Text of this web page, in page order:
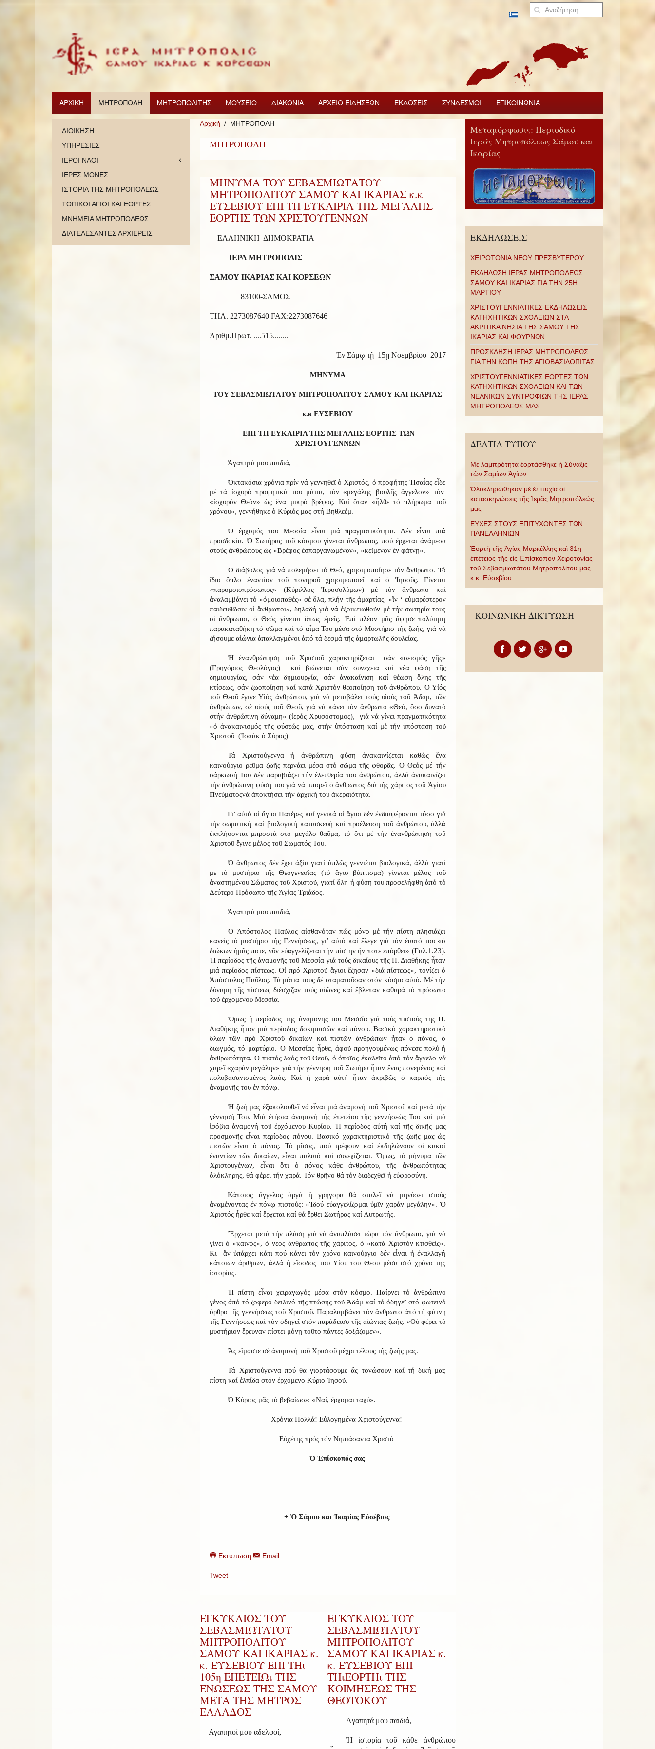
ΑΡΧΙΚΗ ΜΗΤΡΟΠΟΛΗ ΜΗΤΡΟΠΟΛΙΤΗΣ ΜΟΥΣΕΙΟ ΔΙΑΚΟΝΙΑ ΑΡΧΕΙΟ ΕΙΔΗΣΕΩΝ ΕΚΔΟΣΕΙΣ ΣΥΝΔΕΣΜΟΙ ΕΠΙΚΟΙΝΩΝΙΑ
Αρχική ΜΗΤΡΟΠΟΛΗ
ΜΗΤΡΟΠΟΛΗ
ΜΗΝΥΜΑ ΤΟΥ ΣΕΒΑΣΜΙΩΤΑΤΟΥ
ΜΗΤΡΟΠΟΛΙΤΟΥ ΣΑΜΟΥ ΚΑΙ ΙΚΑΡΙΑΣ κ.κ
ΕΥΣΕΒΙΟΥ ΕΠΙ ΤΗ ΕΥΚΑΙΡΙΑ ΤΗΣ ΜΕΓΑΛΗΣ
ΕΟΡΤΗΣ ΤΩΝ ΧΡΙΣΤΟΥΓΕΝΝΩΝ
ΕΛΛΗΝΙΚΗ ΔΗΜΟΚΡΑΤΙΑ
ΙΕΡΑ ΜΗΤΡΟΠΟΛΙΣ
ΣΑΜΟΥ ΙΚΑΡΙΑΣ ΚΑΙ ΚΟΡΣΕΩΝ
83100-ΣΑΜΟΣ
ΤΗΛ. 2273087640 FAX:2273087646
Ἀριθμ.Πρωτ. ....515........
Ἐν Σάμῳ τῇ 15ῃ Νοεμβρίου 2017
ΜΗΝΥΜΑ
ΤΟΥ ΣΕΒΑΣΜΙΩΤΑΤΟΥ ΜΗΤΡΟΠΟΛΙΤΟΥ ΣΑΜΟΥ ΚΑΙ ΙΚΑΡΙΑΣ
κ.κ ΕΥΣΕΒΙΟΥ
ΕΠΙ ΤΗ ΕΥΚΑΙΡΙΑ ΤΗΣ ΜΕΓΑΛΗΣ ΕΟΡΤΗΣ ΤΩΝ
ΧΡΙΣΤΟΥΓΕΝΝΩΝ
Ἀγαπητά μου παιδιά,
Ὀκτακόσια χρόνια πρίν νά γεννηθεῖ ὁ Χριστός, ὁ προφήτης Ἠσαΐας εἶδε
μέ τά ἰσχυρά προφητικά του μάτια, τόν «μεγάλης βουλῆς ἄγγελον» τόν
«ἰσχυρόν Θεόν» ὡς ἕνα μικρό βρέφος. Καί ὅταν «ἦλθε τό πλήρωμα τοῦ
χρόνου», γεννήθηκε ὁ Κύριός μας στή Βηθλεέμ.
Ὁ ἐρχομός τοῦ Μεσσία εἶναι μιά πραγματικότητα. Δέν εἶναι πιά
προσδοκία. Ὁ Σωτήρας τοῦ κόσμου γίνεται ἄνθρωπος, πού ἔρχεται ἀνάμεσα
στούς ἀνθρώπους ὡς «Βρέφος ἐσπαργανωμένον», «κείμενον ἐν φάτνῃ».
Ὁ διάβολος γιά νά πολεμήσει τό Θεό, χρησιμοποίησε τόν ἄνθρωπο. Τό
ἴδιο ὅπλο ἐναντίον τοῦ πονηροῦ χρησιμοποιεῖ καί ὁ Ἰησοῦς. Γίνεται
«παρομοιοπρόσωπος» (Κύριλλος Ἱεροσολύμων) μέ τόν ἄνθρωπο καί
ἀναλαμβάνει τό «ὁμοιοπαθές» σέ ὅλα, πλήν τῆς ἁμαρτίας, «ἵν ‘ εὐμαρέστερον
παιδευθῶσιν οἱ ἄνθρωποι», δηλαδή γιά νά ἐξοικειωθοῦν μέ τήν σωτηρία τους
οἱ ἄνθρωποι, ὁ Θεός γίνεται ὅπως ἐμεῖς. Ἐπί πλέον μᾶς ἄφησε πολύτιμη
παρακαταθήκη τό σῶμα καί τό αἷμα Του μέσα στό Μυστήριο τῆς ζωῆς, γιά νά
ζήσουμε αἰώνια ἀπαλλαγμένοι ἀπό τά δεσμά τῆς ἁμαρτωλῆς δουλείας.
Ἡ ἐνανθρώπηση τοῦ Χριστοῦ χαρακτηρίζεται σάν «σεισμός γῆς»
(Γρηγόριος Θεολόγος) καί βιώνεται σάν συνέχεια καί νέα φάση τῆς
δημιουργίας, σάν νέα δημιουργία, σάν ἀνακαίνιση καί θέωση ὅλης τῆς
κτίσεως, σάν ζωοποίηση καί κατά Χριστόν θεοποίηση τοῦ ἀνθρώπου. Ὁ Υἱός
τοῦ Θεοῦ ἔγινε Υἱός ἀνθρώπου, γιά νά μεταβάλει τούς υἱούς τοῦ Ἀδάμ, τῶν
ἀνθρώπων, σέ υἱούς τοῦ Θεοῦ, γιά νά κάνει τόν ἄνθρωπο «Θεό, ὅσο δυνατό
στήν ἀνθρώπινη δύναμη» (ἱερός Χρυσόστομος), γιά νά γίνει πραγματικότητα
«ὁ ἀνακαινισμός τῆς φύσεώς μας, στήν ὑπόσταση καί μέ τήν ὑπόσταση τοῦ
Χριστοῦ (Ἰσαάκ ὁ Σύρος).
Τά Χριστούγεννα ἡ ἀνθρώπινη φύση ἀνακαινίζεται καθώς ἕνα
καινούργιο ρεῦμα ζωῆς περνάει μέσα στό σῶμα τῆς φθορᾶς. Ὁ Θεός μέ τήν
σάρκωσή Του δέν παραβιάζει τήν ἐλευθερία τοῦ ἀνθρώπου, ἀλλά ἀνακαινίζει
τήν ἀνθρώπινη φύση του γιά νά μπορεῖ ὁ ἄνθρωπος διά τῆς χάριτος τοῦ Ἁγίου
Πνεύματοςνά ἀποκτήσει τήν ἀρχική του ἀκεραιότητα.
Γι’ αὐτό οἱ ἅγιοι Πατέρες καί γενικά οἱ ἅγιοι δέν ἐνδιαφέρονται τόσο γιά
τήν σωματική καί βιολογική κατασκευή καί προέλευση τοῦ ἀνθρώπου, ἀλλά
ἐκπλήσονται μπροστά στό μεγάλο θαῦμα, τό ὅτι μέ τήν ἐνανθρώπηση τοῦ
Χριστοῦ ἔγινε μέλος τοῦ Σωματός Του.
Ὁ ἄνθρωπος δέν ἔχει ἀξία γιατί ἁπλῶς γεννιέται βιολογικά, ἀλλά γιατί
με τό μυστήριο τῆς Θεογενεσίας (τό ἅγιο βάπτισμα) γίνεται μέλος τοῦ
ἀναστημένου Σώματος τοῦ Χριστοῦ, γιατί ὅλη ἡ φύση του προσελήφθη ἀπό τό
Δεύτερο Πρόσωπο τῆς Ἁγίας Τριάδος.
Ἀγαπητά μου παιδιά,
Ὁ Ἀπόστολος Παῦλος αἰσθανόταν πώς μόνο μέ τήν πίστη πλησιάζει
κανείς τό μυστήριο τῆς Γεννήσεως, γι’ αὐτό καί ἔλεγε γιά τόν ἑαυτό του «ὁ
διώκων ἡμᾶς ποτε, νῦν εὐαγγελίζεται τήν πίστην ἥν ποτε ἐπόρθει» (Γαλ.1.23).
Ἡ περίοδος τῆς ἀναμονῆς τοῦ Μεσσία γιά τούς δικαίους τῆς Π. Διαθήκης ἦταν
μιά περίοδος πίστεως. Οἱ πρό Χριστοῦ ἅγιοι ἔζησαν «διά πίστεως», τονίζει ὁ
Ἀπόστολος Παῦλος. Τά μάτια τους δέ σταματοῦσαν στόν κόσμο αὐτό. Μέ τήν
δύναμη τῆς πίστεως διέσχιζαν τούς αἰῶνες καί ἔβλεπαν καθαρά τό πρόσωπο
τοῦ ἐρχομένου Μεσσία.
Ὅμως ἡ περίοδος τῆς ἀναμονῆς τοῦ Μεσσία γιά τούς πιστούς τῆς Π.
Διαθήκης ἦταν μιά περίοδος δοκιμασιῶν καί πόνου. Βασικό χαρακτηριστικό
ὅλων τῶν πρό Χριστοῦ δικαίων καί πιστῶν ἀνθρώπων ἦταν ὁ πόνος, ὁ
διωγμός, τό μαρτύριο. Ὁ Μεσσίας ἦρθε, ἀφοῦ προηγουμένως πόνεσε πολύ ἡ
ἀνθρωπότητα. Ὁ πιστός λαός τοῦ Θεοῦ, ὁ ὁποῖος ἐκαλεῖτο ἀπό τόν ἄγγελο νά
χαρεῖ «χαράν μεγάλην» γιά τήν γέννηση τοῦ Σωτήρα ἦταν ἕνας πονεμένος καί
πολυβασανισμένος λαός. Καί ἡ χαρά αὐτή ἦταν ἀκριβῶς ὁ καρπός τῆς
ἀναμονῆς του ἐν πόνῳ.
Ἡ ζωή μας ἐξακολουθεῖ νά εἶναι μιά ἀναμονή τοῦ Χριστοῦ καί μετά τήν
γέννησή Του. Μιά ἐτήσια ἀναμονή τῆς ἐπετείου τῆς γεννήσεώς Του καί μιά
ἰσόβια ἀναμονή τοῦ ἐρχόμενου Κυρίου. Ἡ περίοδος αὐτή καί τῆς δικῆς μας
προσμονῆς εἶναι περίοδος πόνου. Βασικό χαρακτηριστικό τῆς ζωῆς μας ὡς
πιστῶν εἶναι ὁ πόνος. Τό μῖσος, πού τρέφουν καί ἐκδηλώνουν οἱ κακοί
ἐναντίων τῶν δικαίων, εἶναι παλαιό καί συνεχίζεται. Ὅμως, τό μήνυμα τῶν
Χριστουγένων, εἶναι ὅτι ὁ πόνος κάθε ἀνθρώπου, τῆς ἀνθρωπότητας
ὁλόκληρης, θά φέρει τήν χαρά. Τόν θρῆνο θά τόν διαδεχθεῖ ἡ εὐφροσύνη.
Κάποιος ἄγγελος ἀργά ἤ γρήγορα θά σταλεῖ νά μηνύσει στούς
ἀναμένοντας ἐν πόνῳ πιστούς: «Ἱδού εὐαγγελίζομαι ὑμῖν χαράν μεγάλην». Ὁ
Χριστός ἦρθε καί ἔρχεται καί θά ἔρθει Σωτήρας καί Λυτρωτής.
Ἔρχεται μετά τήν πλάση γιά νά ἀναπλάσει τώρα τόν ἄνθρωπο, γιά νά
γίνει ὁ «καινός», ὁ νέος ἄνθρωπος τῆς χάριτος, ὁ «κατά Χριστόν κτισθείς».
Κι ἄν ὑπάρχει κάτι πού κάνει τόν χρόνο καινούργιο δέν εἶναι ἡ ἐναλλαγή
κάποιων ἀριθμῶν, ἀλλά ἡ εἴσοδος τοῦ Υἱοῦ τοῦ Θεοῦ μέσα στό χρόνο τῆς
ἱστορίας.
Ἡ πίστη εἶναι χειραγωγός μέσα στόν κόσμο. Παίρνει τό ἀνθρώπινο
γένος ἀπό τό ζοφερό δειλινό τῆς πτώσης τοῦ Ἀδάμ καί τό ὁδηγεῖ στό φωτεινό
ὄρθρο τῆς γεννήσεως τοῦ Χριστοῦ. Παραλαμβάνει τόν ἄνθρωπο ἀπό τή φάτνη
τῆς Γεννήσεως καί τόν ὁδηγεῖ στόν παράδεισο τῆς αἰώνιας ζωῆς. «Οὐ φέρει τό
μυστήριον ἔρευναν πίστει μόνῃ τοῦτο πάντες δοξάζομεν».
Ἄς εἴμαστε σἐ ἀναμονή τοῦ Χριστοῦ μέχρι τέλους τῆς ζωῆς μας.
Τά Χριστούγεννα πού θα γιορτάσουμε ἄς τονώσουν καί τή δική μας
πίστη καί ἐλπίδα στόν ἐρχόμενο Κύριο Ἰησοῦ.
Ὁ Κύριος μᾶς τό βεβαίωσε: «Ναί, ἔρχομαι ταχύ».
Χρόνια Πολλά! Εὐλογημένα Χριστούγεννα!
Εὐχέτης πρός τόν Νηπιάσαντα Χριστό
Ὁ Ἐπίσκοπός σας
+ Ὁ Σάμου και Ἰκαρίας Εὐσέβιος
Εκτύπωση Email
Tweet
ΕΓΚΥΚΛΙΟΣ ΤΟΥ
ΣΕΒΑΣΜΙΩΤΑΤΟΥ
ΜΗΤΡΟΠΟΛΙΤΟΥ
ΣΑΜΟΥ ΚΑΙ ΙΚΑΡΙΑΣ κ.
κ. ΕΥΣΕΒΙΟΥ ΕΠΙ ΤΗι
105η ΕΠΕΤΕΙΩι ΤΗΣ
ΕΝΩΣΕΩΣ ΤΗΣ ΣΑΜΟΥ
ΜΕΤΑ ΤΗΣ ΜΗΤΡΟΣ
ΕΛΛΑΔΟΣ
Αγαπητοί μου αδελφοί,
ΕΓΚΥΚΛΙΟΣ ΤΟΥ
ΣΕΒΑΣΜΙΩΤΑΤΟΥ
ΜΗΤΡΟΠΟΛΙΤΟΥ
ΣΑΜΟΥ ΚΑΙ ΙΚΑΡΙΑΣ κ.
κ. ΕΥΣΕΒΙΟΥ ΕΠΙ
ΤΗιΕΟΡΤΗι ΤΗΣ
ΚΟΙΜΗΣΕΩΣ ΤΗΣ
ΘΕΟΤΟΚΟΥ
Ἀγαπητά μου παιδιά,
Ἡ ἱστορία τοῦ κάθε ἀνθρώπου
ΔΙΟΙΚΗΣΗ
ΥΠΗΡΕΣΙΕΣ
ΙΕΡΟΙ ΝΑΟΙ
ΙΕΡΕΣ ΜΟΝΕΣ
ΙΣΤΟΡΙΑ ΤΗΣ ΜΗΤΡΟΠΟΛΕΩΣ
ΤΟΠΙΚΟΙ ΑΓΙΟΙ ΚΑΙ ΕΟΡΤΕΣ
ΜΝΗΜΕΙΑ ΜΗΤΡΟΠΟΛΕΩΣ
ΔΙΑΤΕΛΕΣΑΝΤΕΣ ΑΡΧΙΕΡΕΙΣ
Μεταμόρφωσις: Περιοδικό
Ιεράς Μητροπόλεως Σάμου και
Ικαρίας
ΕΚΔΗΛΩΣΕΙΣ
ΧΕΙΡΟΤΟΝΙΑ ΝΕΟΥ ΠΡΕΣΒΥΤΕΡΟΥ
ΕΚΔΗΛΩΣΗ ΙΕΡΑΣ ΜΗΤΡΟΠΟΛΕΩΣ
ΣΑΜΟΥ ΚΑΙ ΙΚΑΡΙΑΣ ΓΙΑ ΤΗΝ 25Η
ΜΑΡΤΙΟΥ
ΧΡΙΣΤΟΥΓΕΝΝΙΑΤΙΚΕΣ ΕΚΔΗΛΩΣΕΙΣ
ΚΑΤΗΧΗΤΙΚΩΝ ΣΧΟΛΕΙΩΝ ΣΤΑ
ΑΚΡΙΤΙΚΑ ΝΗΣΙΑ ΤΗΣ ΣΑΜΟΥ ΤΗΣ
ΙΚΑΡΙΑΣ ΚΑΙ ΦΟΥΡΝΩΝ .
ΠΡΟΣΚΛΗΣΗ ΙΕΡΑΣ ΜΗΤΡΟΠΟΛΕΩΣ
ΓΙΑ ΤΗΝ ΚΟΠΗ ΤΗΣ ΑΓΙΟΒΑΣΙΛΟΠΙΤΑΣ
ΧΡΙΣΤΟΥΓΕΝΝΙΑΤΙΚΕΣ ΕΟΡΤΕΣ ΤΩΝ
ΚΑΤΗΧΗΤΙΚΩΝ ΣΧΟΛΕΙΩΝ ΚΑΙ ΤΩΝ
ΝΕΑΝΙΚΩΝ ΣΥΝΤΡΟΦΙΩΝ ΤΗΣ ΙΕΡΑΣ
ΜΗΤΡΟΠΟΛΕΩΣ ΜΑΣ.
ΔΕΛΤΙΑ ΤΥΠΟΥ
Με λαμπρότητα ἑορτάσθηκε ἡ Σύναξις
τῶν Σαμίων Ἁγίων
Ὁλοκληρώθηκαν μὲ ἐπιτυχία οἱ
κατασκηνώσεις τῆς Ἱερᾶς Μητροπόλεώς
μας
ΕΥΧΕΣ ΣΤΟΥΣ ΕΠΙΤΥΧΟΝΤΕΣ ΤΩΝ
ΠΑΝΕΛΛΗΝΙΩΝ
Ἑορτὴ τῆς Ἁγίας Μαρκέλλης καὶ 31η
ἐπέτειος τῆς εἰς Ἐπίσκοπον Χειροτονίας
τοῦ Σεβασμιωτάτου Μητροπολίτου μας
κ.κ. Εὐσεβίου
ΚΟΙΝΩΝΙΚΗ ΔΙΚΤΥΩΣΗ